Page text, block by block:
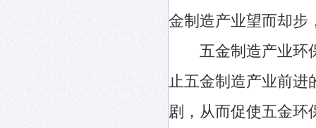
金制造产业望而却步
五金制造产业环保
止五金制造产业前进
剧，从而促使五金环